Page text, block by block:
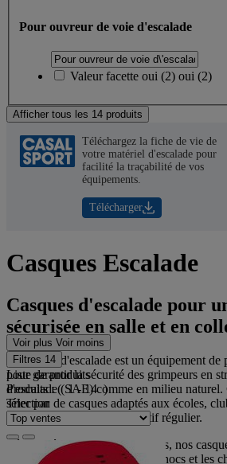
Pour ouvreur de voie d'escalade
Valeur facette oui (2) oui (2)
Afficher tous les 14 produits
Téléchargez la fiche de vie de
votre matériel d'escalade pour
facilité la traçabilité de vos
équipements.
Télécharger
Casques Escalade
Casques d'escalade pour
sécurisée en salle et en
Le casque d'escalade est un équipement
pour garantir la sécurité des grimpeurs en
d'escalade (SAE) comme en milieu naturel.
sélection de casques adaptés aux écoles,
conçus pour un usage collectif régulier.
Légers, résistants et confortables, nos
protection optimale contre les chocs et les
Voir plus Voir moins
Filtres 14
Liste de produits
Produits :( 1 - 14 )
Trier par